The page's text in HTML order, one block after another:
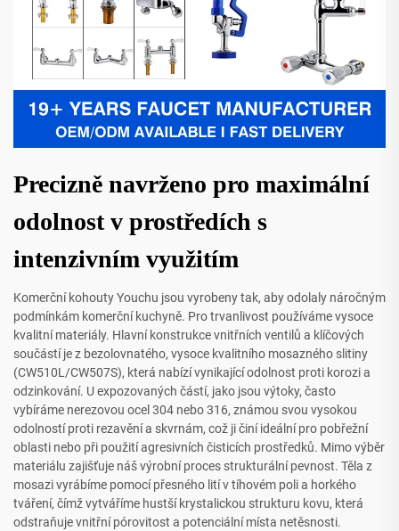
Precizně navrženo pro maximální
odolnost v prostředích s
intenzivním využitím
Komerční kohouty Youchu jsou vyrobeny tak, aby odolaly náročným
podmínkám komerční kuchyně. Pro trvanlivost používáme vysoce
kvalitní materiály. Hlavní konstrukce vnitřních ventilů a klíčových
součástí je z bezolovnatého, vysoce kvalitního mosazného slitiny
(CW510L/CW507S), která nabízí vynikající odolnost proti korozi a
odzinkování. U expozovaných částí, jako jsou výtoky, často
vybíráme nerezovou ocel 304 nebo 316, známou svou vysokou
odolností proti rezavění a skvrnám, což ji činí ideální pro pobřežní
oblasti nebo při použití agresivních čisticích prostředků. Mimo výběr
materiálu zajišťuje náš výrobní proces strukturální pevnost. Těla z
mosazi vyrábíme pomocí přesného lití v tíhovém poli a horkého
tváření, čímž vytváříme hustší krystalickou strukturu kovu, která
odstraňuje vnitřní pórovitost a potenciální místa netěsnosti.